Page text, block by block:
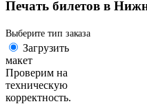
Печать билетов в
Выберите тип заказа
Загрузить
макет
Проверим на
техническую
корректность.